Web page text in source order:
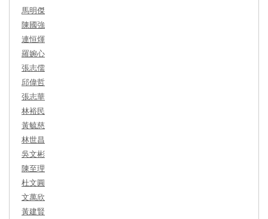
馬明傑
陳國強
連恒煇
羅婉心
張志儒
邱偉哲
張志華
林裕民
黃毓慈
林世昌
吳文彬
陳至理
杜文圓
文萬欣
黃建賢